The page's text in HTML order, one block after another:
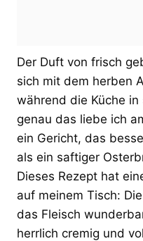
Der Duft von frisch
sich mit dem herben
während die Küche
genau das liebe ich
ein Gericht, das
als ein saftiger
Dieses Rezept hat
auf meinem Tisch:
das Fleisch
herrlich cremig und